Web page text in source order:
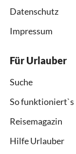
Datenschutz
Impressum
Für Urlauber
Suche
So funktioniert`s
Reisemagazin
Hilfe Urlauber